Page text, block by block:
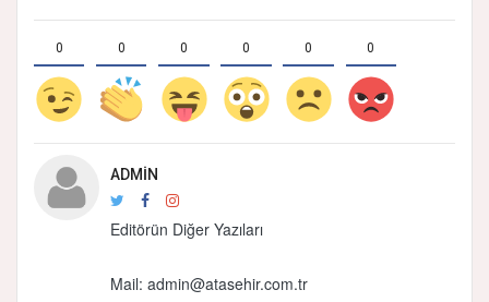
0 0 0 0 0 0
ADMIN
Editörün Diğer Yazıları
Mail: admin@atasehir.com.tr